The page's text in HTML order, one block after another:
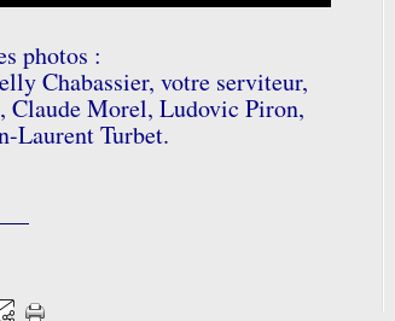
photos :
Chabassier, votre serviteur,
Claude Morel, Ludovic Piron,
Laurent Turbet.